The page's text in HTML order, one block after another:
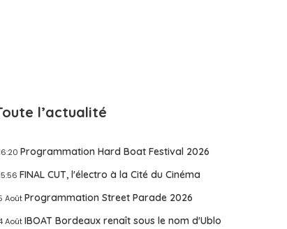
l’actualité
Programmation Hard Boat Festival 2026
FINAL CUT, l'électro à la Cité du Cinéma
Août Programmation Street Parade 2026
Août IBOAT Bordeaux renaît sous le nom d'Ublo